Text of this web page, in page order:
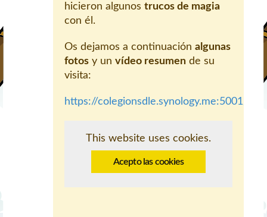
hicieron algunos trucos de magia
con él.
Os dejamos a continuación algunas
fotos y un vídeo resumen de su
visita:
https://colegionsdle.synology.me:5001/
This website uses cookies.
Acepto las cookies